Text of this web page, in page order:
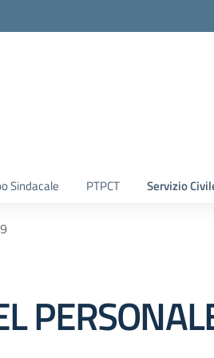
Sindacale PTPCT Servizio